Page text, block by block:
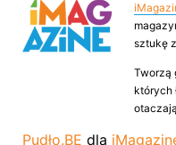
sztukę
Tworzą
których
Pudło.BE dla